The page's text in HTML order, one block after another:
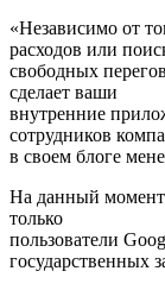
«Независимо от
расходов или
свободных
сделает ваши
внутренние
сотрудников
в своем блоге
На данный момент
только
пользователи
государственных